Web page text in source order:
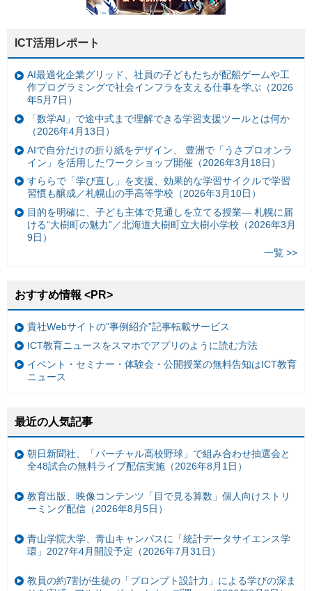
ICT活用レポート
AI最適化企業グリッド、社員の子どもたちが配船ゲームや工
作プログラミングで社会インフラを支える仕事を学ぶ（2026
年5月7日）
「数学AI」で途中式まで理解できる学習支援ツールとは何か
（2026年4月13日）
AIで自分だけの折り紙をデザイン、 豊洲で「うさプロオンラ
イン」を活用したワークショップ開催（2026年3月18日）
すららで「学び直し」を支援、効果的な学習サイクルで学習
習慣も醸成／札幌山の手高等学校（2026年3月10日）
目的を明確に、子ども主体で見通しを立てる授業— 札幌に届
ける“大樹町の魅力”／北海道大樹町立大樹小学校（2026年3月
9日）
一覧 >>
おすすめ情報 <PR>
貴社Webサイトの“事例紹介”記事転載サービス
ICT教育ニュースをスマホでアプリのように読む方法
イベント・セミナー・体験会・公開授業の無料告知はICT教育
ニュース
最近の人気記事
朝日新聞社、「バーチャル高校野球」で組み合わせ抽選会と
全48試合の無料ライブ配信実施（2026年8月1日）
教育出版、映像コンテンツ「目で見る算数」個人向けストリ
ーミング配信（2026年8月5日）
青山学院大学、青山キャンパスに「統計データサイエンス学
環」2027年4月開設予定（2026年7月31日）
教員の約7割が生徒の「プロンプト設計力」による学びの深ま